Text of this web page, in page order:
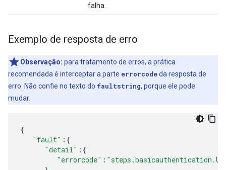
falha.
Exemplo de resposta de erro
Observação: para tratamento de erros, a prática
recomendada é interceptar a parte errorcodeda resposta de
erro. Não confie no texto do faultstring, porque ele pode
mudar.
{
"fault" :{
"detail" :{
"errorcode" :